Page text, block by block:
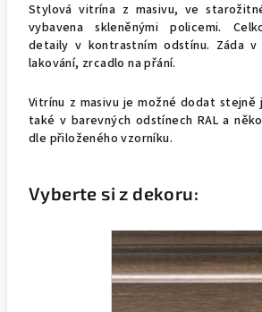
Stylová vitrína z masivu, ve
vybavena skleněnými policemi.
detaily v kontrastním odstínu. Záda
lakování, zrcadlo na přání.
Vitrínu z masivu je možné dodat
také v barevných odstínech RAL a
dle přiloženého vzorníku.
Vyberte si z dekoru: